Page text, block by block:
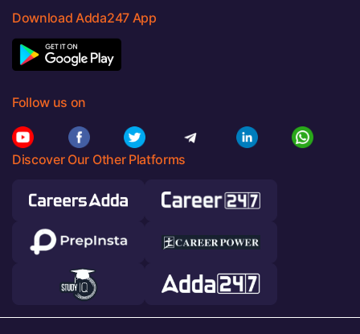
Download Adda247 App
Follow us on
Discover Our Other Platforms